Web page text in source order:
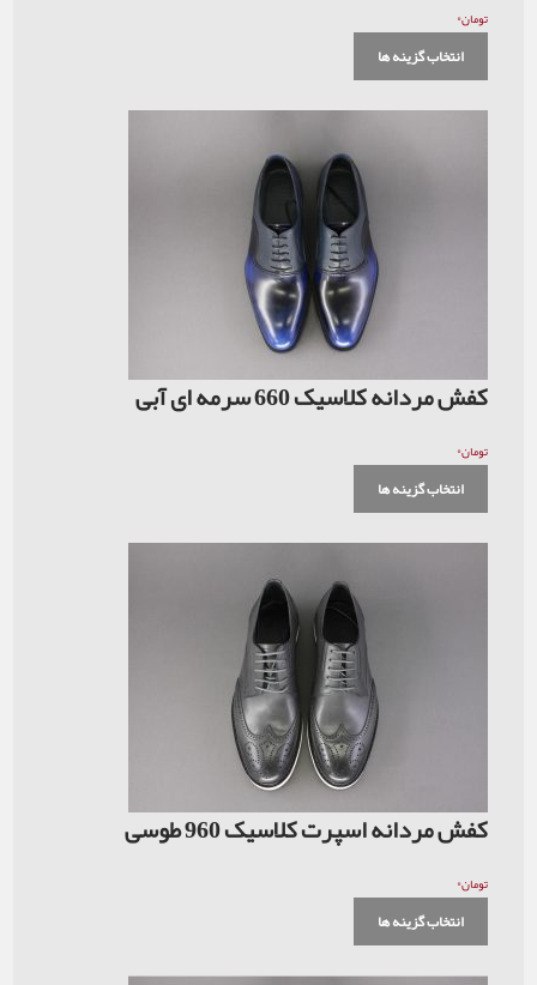
تومان۰
انتخاب گزینه ها
کفش مردانه کلاسیک 660 سرمه ای آبی
تومان۰
انتخاب گزینه ها
کفش مردانه اسپرت کلاسیک 960 طوسی
تومان۰
انتخاب گزینه ها